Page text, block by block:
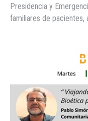
Presidencia y
familiares de